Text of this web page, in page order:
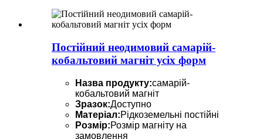
Постійний неодимовий самарій-
кобальтовий магніт усіх форм
Назва продукту:самарій-
кобальтовий магніт
Зразок:Доступно
Матеріал:Рідкоземельні постійні
Розмір:Розмір магніту на
замовлення